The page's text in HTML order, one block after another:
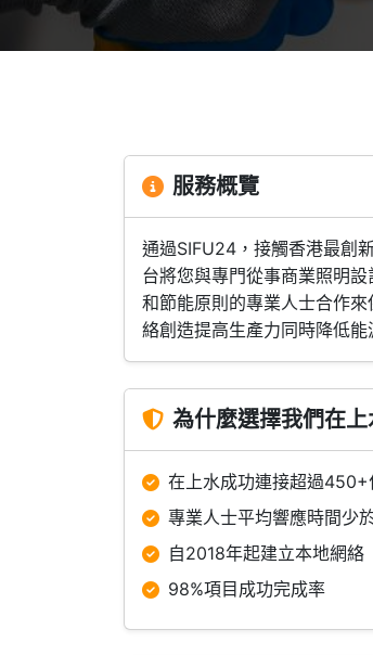
服務概覽
通過SIFU24，接觸香港最創
台將您與專門從事商業照明
和節能原則的專業人士合作
絡創造提高生產力同時降低能
為什麼選擇我們在上
在上水成功連接超過450+
專業人士平均響應時間少
自2018年起建立本地網絡
98%項目成功完成率